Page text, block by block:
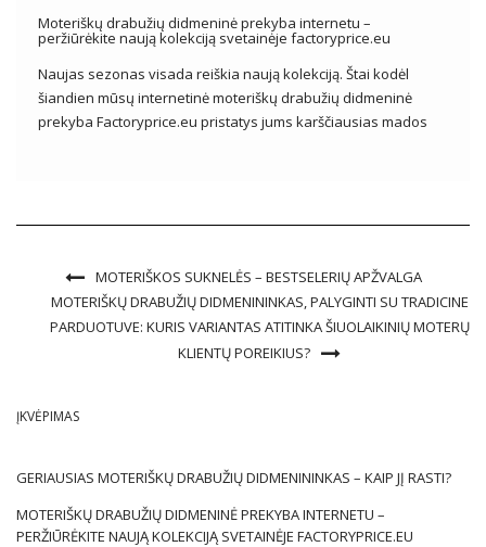
Moteriškų drabužių didmeninė prekyba internetu –
peržiūrėkite naują kolekciją svetainėje factoryprice.eu
Naujas sezonas visada reiškia naują kolekciją. Štai kodėl
šiandien mūsų internetinė moteriškų drabužių didmeninė
prekyba Factoryprice.eu pristatys jums karščiausias mados
MOTERIŠKOS SUKNELĖS – BESTSELERIŲ APŽVALGA
MOTERIŠKŲ DRABUŽIŲ DIDMENININKAS, PALYGINTI SU TRADICINE
PARDUOTUVE: KURIS VARIANTAS ATITINKA ŠIUOLAIKINIŲ MOTERŲ
KLIENTŲ POREIKIUS?
ĮKVĖPIMAS
GERIAUSIAS MOTERIŠKŲ DRABUŽIŲ DIDMENININKAS – KAIP JĮ RASTI?
MOTERIŠKŲ DRABUŽIŲ DIDMENINĖ PREKYBA INTERNETU –
PERŽIŪRĖKITE NAUJĄ KOLEKCIJĄ SVETAINĖJE FACTORYPRICE.EU